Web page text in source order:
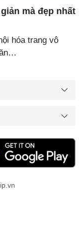
mà đẹp nhất
hóa trang vô